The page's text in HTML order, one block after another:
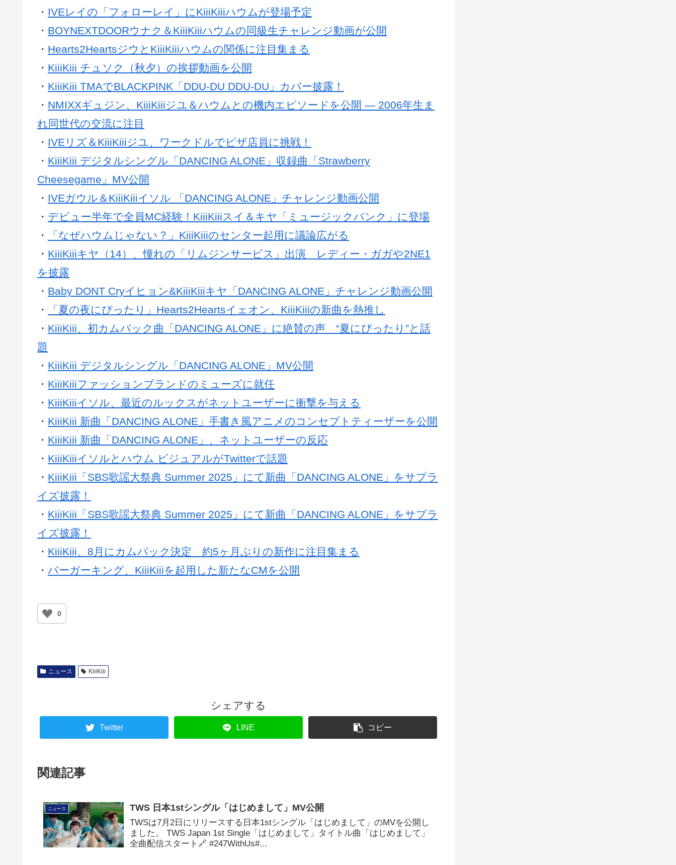
・ IVEレイの「フォローレイ」にKiiiKiiiハウムが登場予定
・ BOYNEXTDOORウナク＆KiiiKiiiハウムの同級生チャレンジ動画が公開
・ Hearts2HeartsジウとKiiiKiiiハウムの関係に注目集まる
・ KiiiKiii チュソク（秋夕）の挨拶動画を公開
・ KiiiKiii TMAでBLACKPINK「DDU-DU DDU-DU」カバー披露！
・ NMIXXギュジン、KiiiKiiiジユ＆ハウムとの機内エピソードを公開 ― 2006年生ま
れ同世代の交流に注目
・ IVEリズ＆KiiiKiiiジユ、ワークドルでピザ店員に挑戦！
・ KiiiKiii デジタルシングル「DANCING ALONE」収録曲「Strawberry
Cheesegame」MV公開
・ IVEガウル＆KiiiKiiiイソル 「DANCING ALONE」チャレンジ動画公開
・ デビュー半年で全員MC経験！KiiiKiiiスイ＆キヤ「ミュージックバンク」に登場
・
「なぜハウムじゃない？」KiiiKiiiのセンター起用に議論広がる
・ KiiiKiiiキヤ（14）、憧れの「リムジンサービス」出演 レディー・ガガや2NE1
を披露
・ Baby DONT Cryイヒョン&KiiiKiiiキヤ「DANCING ALONE」チャレンジ動画公開
・
「夏の夜にぴったり」Hearts2Heartsイェオン、KiiiKiiiの新曲を熱推し
・ KiiiKiii、初カムバック曲「DANCING ALONE」に絶賛の声 “夏にぴったり”と話
題
・ KiiiKiii デジタルシングル「DANCING ALONE」MV公開
・ KiiiKiiiファッションブランドのミューズに就任
・ KiiiKiiiイソル、最近のルックスがネットユーザーに衝撃を与える
・ KiiiKiii 新曲「DANCING ALONE」手書き風アニメのコンセプトティーザーを公開
・ KiiiKiii 新曲「DANCING ALONE」、ネットユーザーの反応
・ KiiiKiiiイソルとハウム ビジュアルがTwitterで話題
・ KiiiKiii「SBS歌謡大祭典 Summer 2025」にて新曲「DANCING ALONE」をサプラ
イズ披露！
・ KiiiKiii「SBS歌謡大祭典 Summer 2025」にて新曲「DANCING ALONE」をサプラ
イズ披露！
・ KiiiKiii、8月にカムバック決定 約5ヶ月ぶりの新作に注目集まる
・ バーガーキング、KiiiKiiiを起用した新たなCMを公開
0
ニュース KiiiKiii
シェアする
Twitter LINE コピー
関連記事
ニュース TWS 日本1stシングル「はじめまして」MV公開
TWSは7月2日にリリースする日本1stシングル「はじめまして」のMVを公開し
ました。 TWS Japan 1st Single「はじめまして」タイトル曲「はじめまして」
全曲配信スタート🔗 #247WithUs#...